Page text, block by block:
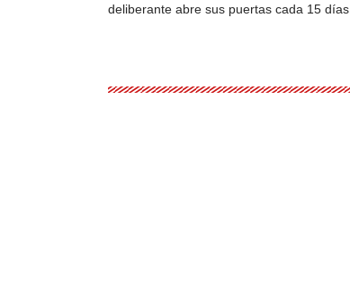
deliberante abre sus puertas cada 15 días.